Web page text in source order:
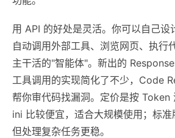
用 API 的好处是灵活。你可以自己设
自动调用外部工具、浏览网页、执行
主干活的"智能体"。新出的
工具调用的实现简化了不少，Code
帮你审代码找漏洞。定价是按 Token
ini 比较便宜，适合大规模使用；标准
但处理复杂任务更稳。